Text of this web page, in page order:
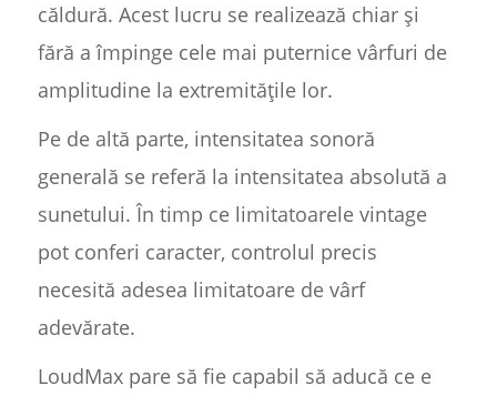
căldură. Acest lucru se realizează chiar și
fără a împinge cele mai puternice vârfuri de
amplitudine la extremitățile lor.
Pe de altă parte, intensitatea sonoră
generală se referă la intensitatea absolută a
sunetului. În timp ce limitatoarele vintage
pot conferi caracter, controlul precis
necesită adesea limitatoare de vârf
adevărate.
LoudMax pare să fie capabil să aducă ce e